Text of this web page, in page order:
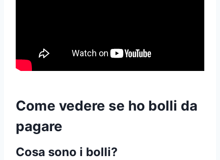
Come vedere se ho bolli da
pagare
Cosa sono i bolli?